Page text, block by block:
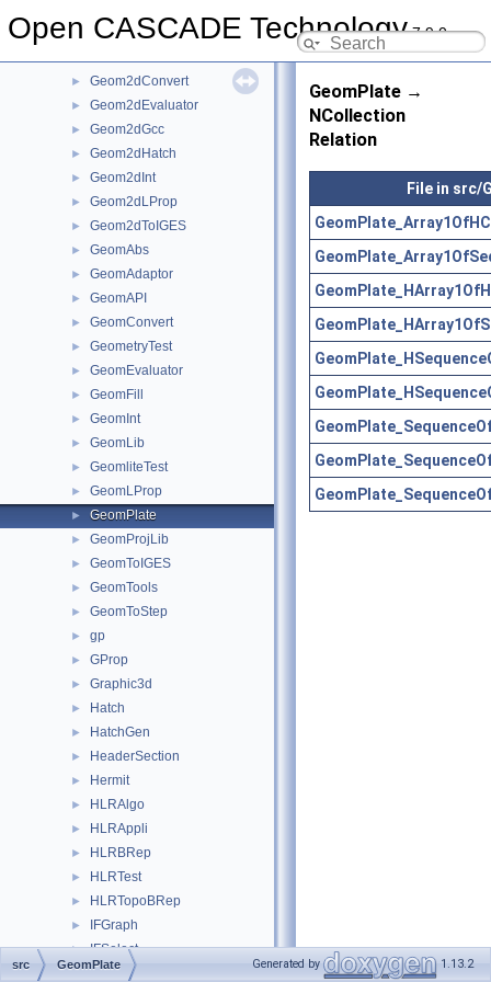
Open CASCADE Technology7.9.0
Geom2dAdaptor
► Geom2dConvert
► Geom2dEvaluator
► Geom2dGcc
► Geom2dHatch
► Geom2dInt
► Geom2dLProp
► Geom2dToIGES
► GeomAbs
► GeomAdaptor
► GeomAPI
► GeomConvert
► GeometryTest
► GeomEvaluator
► GeomFill
► GeomInt
► GeomLib
► GeomliteTest
► GeomLProp
► GeomPlate
► GeomProjLib
► GeomToIGES
► GeomTools
► GeomToStep
► gp
► GProp
► Graphic3d
► Hatch
► HatchGen
► HeaderSection
► Hermit
► HLRAlgo
► HLRAppli
► HLRBRep
► HLRTest
► HLRTopoBRep
► IFGraph
► IFSelect
► IGESAppli
GeomPlate →
NCollection
Relation
File in src/
src GeomPlate Generated by 1.13.2